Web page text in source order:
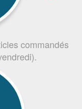
commandés